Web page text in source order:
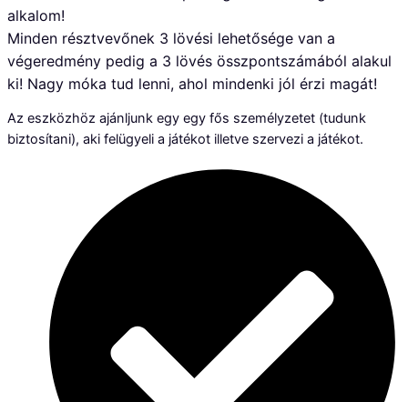
alkalom!
Minden résztvevőnek 3 lövési lehetősége van a
végeredmény pedig a 3 lövés összpontszámából alakul
ki! Nagy móka tud lenni, ahol mindenki jól érzi magát!
Az eszközhöz ajánljunk egy egy fős személyzetet (tudunk
biztosítani), aki felügyeli a játékot illetve szervezi a játékot.